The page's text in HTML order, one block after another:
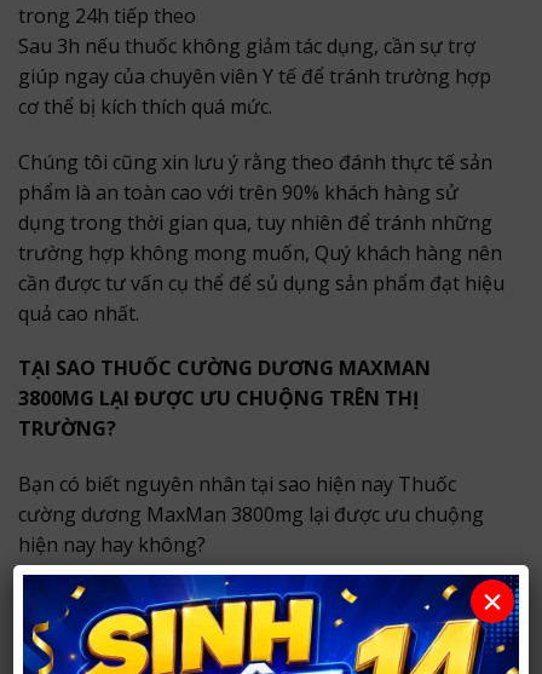
trong 24h tiếp theo
Sau 3h nếu thuốc không giảm tác dụng, cần sự trợ
giúp ngay của chuyên viên Y tế để tránh trường hợp
cơ thể bị kích thích quá mức.
Chúng tôi cũng xin lưu ý rằng theo đánh thực tế sản
phẩm là an toàn cao với trên 90% khách hàng sử
dụng trong thời gian qua, tuy nhiên để tránh những
trường hợp không mong muốn, Quý khách hàng nên
cần được tư vấn cụ thể để sủ dụng sản phẩm đạt hiệu
quả cao nhất.
TẠI SAO THUỐC CƯỜNG DƯƠNG MAXMAN
3800MG LẠI ĐƯỢC ƯU CHUỘNG TRÊN THỊ
TRƯỜNG?
Bạn có biết nguyên nhân tại sao hiện nay Thuốc
cường dương MaxMan 3800mg lại được ưu chuộng
hiện nay hay không?
Hãy cùng chúng tôi khám phá nguyên nhân tại sao lại
như vậy.
Thuốc cường dương MaxMan 3800mg nâng cao chất
×